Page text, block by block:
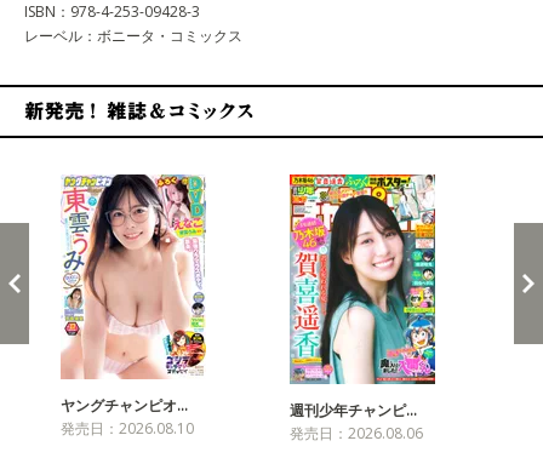
ISBN：978-4-253-09428-3
レーベル：ボニータ・コミックス
ヤングチャンピオ…
発売日：2026.08.10
週刊少年チャンピ…
発売日：2026.08.06